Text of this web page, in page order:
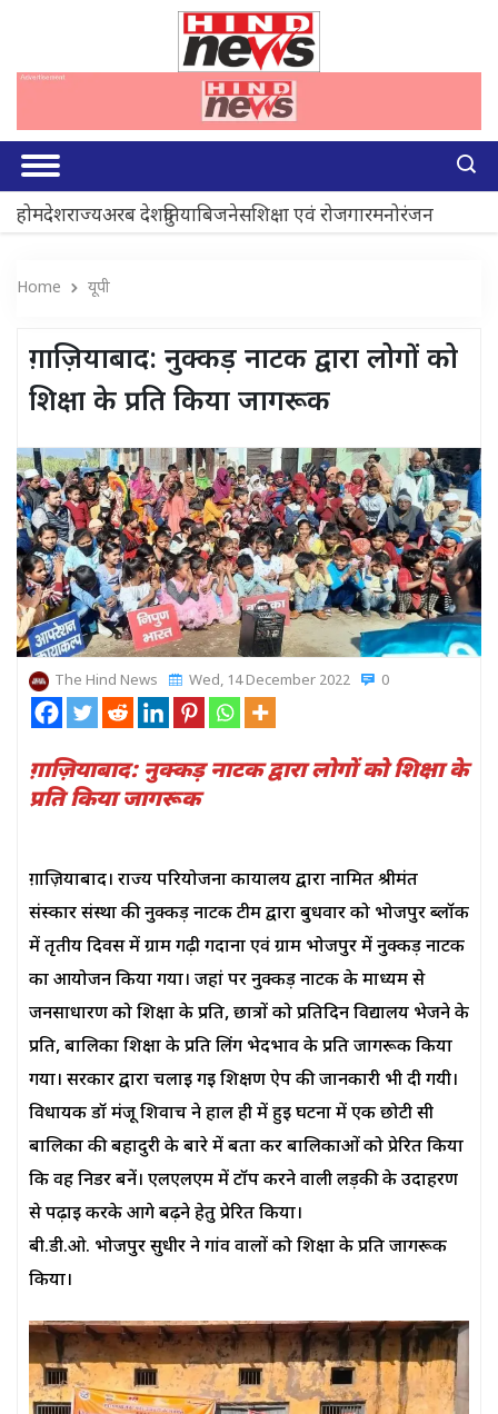
होमदेशराज्यअरब देशदुनियाबिजनेसशिक्षा एवं रोजगारमनोरंजन
Home यूपी
ग़ाज़ियाबाद: नुक्कड़ नाटक द्वारा लोगों को
शिक्षा के प्रति किया जागरूक
The Hind News Wed, 14 December 2022 0
ग़ाज़ियाबाद: नुक्कड़ नाटक द्वारा लोगों को शिक्षा के
प्रति किया जागरूक
ग़ाज़ियाबाद। राज्य परियोजना कार्यालय द्वारा नामित श्रीमंत
संस्कार संस्था की नुक्कड़ नाटक टीम द्वारा बुधवार को भोजपुर ब्लॉक
में तृतीय दिवस में ग्राम गढ़ी गदाना एवं ग्राम भोजपुर में नुक्कड़ नाटक
का आयोजन किया गया। जहां पर नुक्कड़ नाटक के माध्यम से
जनसाधारण को शिक्षा के प्रति, छात्रों को प्रतिदिन विद्यालय भेजने के
प्रति, बालिका शिक्षा के प्रति लिंग भेदभाव के प्रति जागरूक किया
गया। सरकार द्वारा चलाई गई शिक्षण ऐप की जानकारी भी दी गयी।
विधायक डॉ मंजू शिवाच ने हाल ही में हुई घटना में एक छोटी सी
बालिका की बहादुरी के बारे में बता कर बालिकाओं को प्रेरित किया
कि वह निडर बनें। एलएलएम में टॉप करने वाली लड़की के उदाहरण
से पढ़ाई करके आगे बढ़ने हेतु प्रेरित किया।
बी.डी.ओ. भोजपुर सुधीर ने गांव वालों को शिक्षा के प्रति जागरूक
किया।